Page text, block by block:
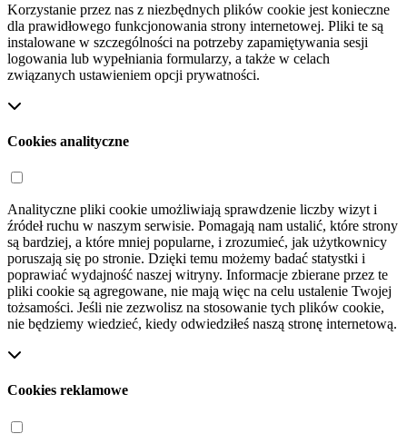
Korzystanie przez nas z niezbędnych plików cookie jest konieczne
dla prawidłowego funkcjonowania strony internetowej. Pliki te są
instalowane w szczególności na potrzeby zapamiętywania sesji
logowania lub wypełniania formularzy, a także w celach
związanych ustawieniem opcji prywatności.
Cookies analityczne
Analityczne pliki cookie umożliwiają sprawdzenie liczby wizyt i
źródeł ruchu w naszym serwisie. Pomagają nam ustalić, które strony
są bardziej, a które mniej popularne, i zrozumieć, jak użytkownicy
poruszają się po stronie. Dzięki temu możemy badać statystki i
poprawiać wydajność naszej witryny. Informacje zbierane przez te
pliki cookie są agregowane, nie mają więc na celu ustalenie Twojej
tożsamości. Jeśli nie zezwolisz na stosowanie tych plików cookie,
nie będziemy wiedzieć, kiedy odwiedziłeś naszą stronę internetową.
Cookies reklamowe